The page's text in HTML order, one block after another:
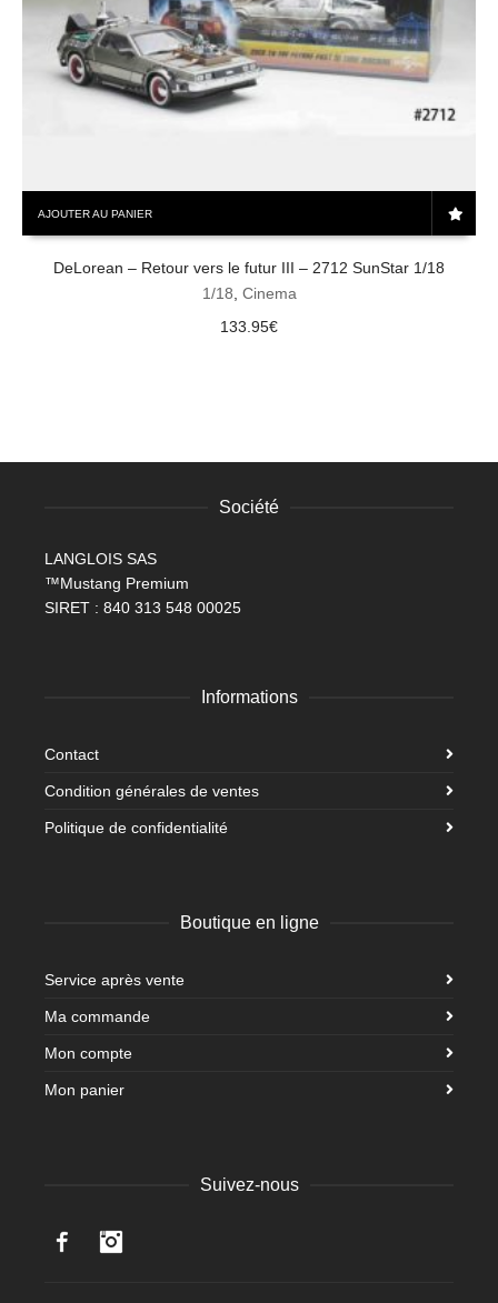
AJOUTER AU PANIER
DeLorean – Retour vers le futur III – 2712 SunStar 1/18
1/18, Cinema
133.95€
Société
LANGLOIS SAS
™Mustang Premium
SIRET : 840 313 548 00025
Informations
Contact
Condition générales de ventes
Politique de confidentialité
Boutique en ligne
Service après vente
Ma commande
Mon compte
Mon panier
Suivez-nous
Facebook